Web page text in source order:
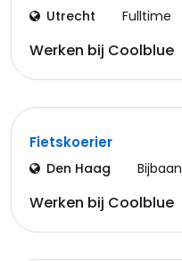
Utrecht Fulltime
Werken bij Coolblue
Fietskoerier
Den Haag Bijbaan
Werken bij Coolblue